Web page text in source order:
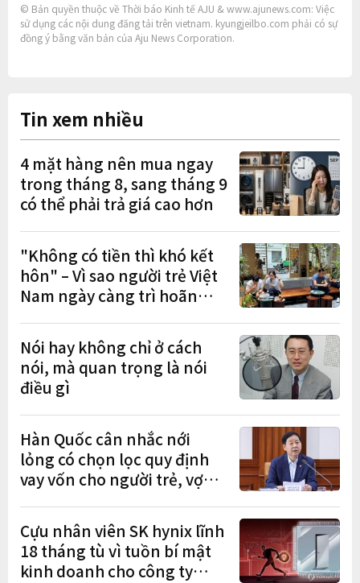
© Bản quyền thuộc về Thời báo Kinh tế AJU & www.ajunews.com: Việc
sử dụng các nội dung đăng tải trên vietnam. kyungjeilbo.com phải có sự
đồng ý bằng văn bản của Aju News Corporation.
Tin xem nhiều
4 mặt hàng nên mua ngay
trong tháng 8, sang tháng 9
có thể phải trả giá cao hơn
"Không có tiền thì khó kết
hôn" – Vì sao người trẻ Việt
Nam ngày càng trì hoãn
Nói hay không chỉ ở cách
nói, mà quan trọng là nói
điều gì
Hàn Quốc cân nhắc nới
lỏng có chọn lọc quy định
vay vốn cho người trẻ, vợ
Cựu nhân viên SK hynix lĩnh
18 tháng tù vì tuồn bí mật
kinh doanh cho công ty